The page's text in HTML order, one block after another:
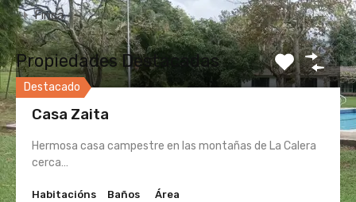
Finca
Propiedades Destacadas
Destacado
Casa Zaita
Hermosa casa campestre en las montañas de La Calera
cerca…
Habitacións
Baños
Área